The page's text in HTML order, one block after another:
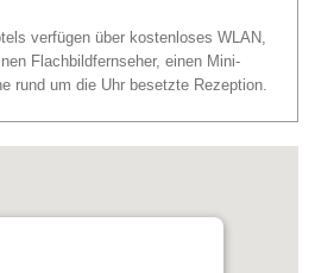
verfügen über kostenloses WLAN,
Flachbildfernseher, einen Mini-
rund um die Uhr besetzte Rezeption.